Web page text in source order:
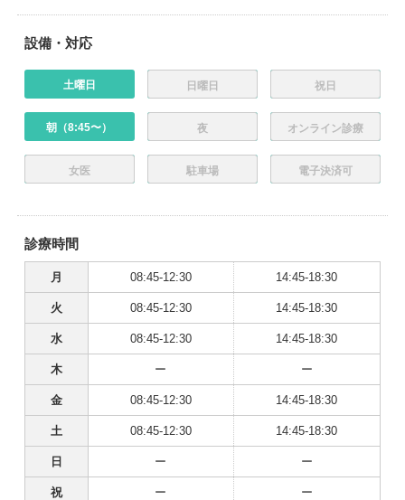
設備・対応
土曜日 日曜日 祝日
朝（8:45〜） 夜 オンライン診療
女医 駐車場 電子決済可
診療時間
月 08:45-12:30 14:45-18:30
火 08:45-12:30 14:45-18:30
水 08:45-12:30 14:45-18:30
木 ー ー
金 08:45-12:30 14:45-18:30
土 08:45-12:30 14:45-18:30
日 ー ー
祝 ー ー